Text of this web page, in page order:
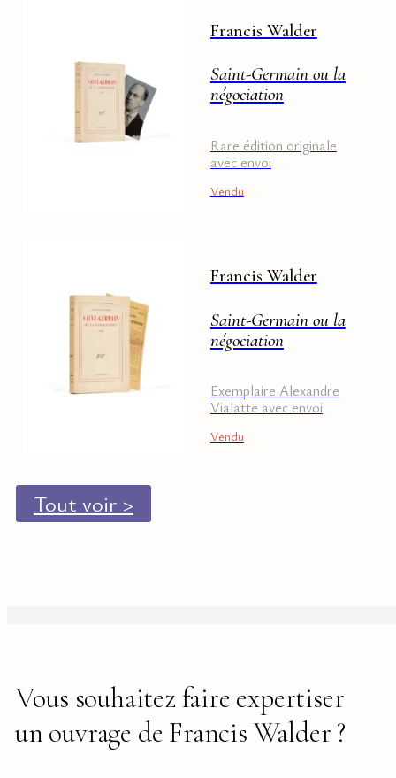
Francis Walder
Saint-Germain ou la
négociation
Rare édition originale
avec envoi
Vendu
Francis Walder
Saint-Germain ou la
négociation
Exemplaire Alexandre
Vialatte avec envoi
Vendu
Tout voir >
Vous souhaitez faire expertiser
un ouvrage de Francis Walder ?